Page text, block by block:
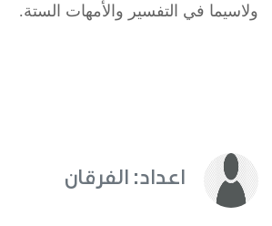
ولاسيما في التفسير والأمهات الستة.
اعداد: الفرقان